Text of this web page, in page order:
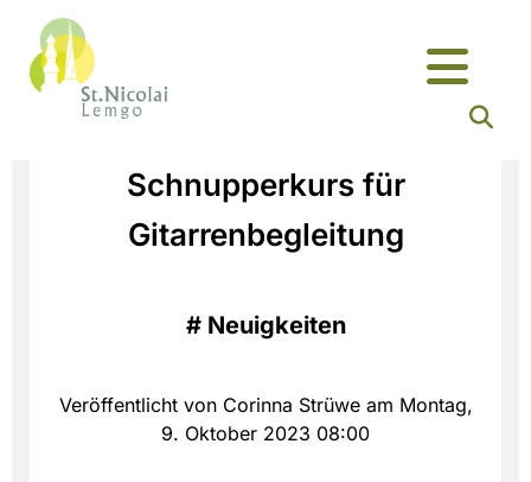
Schnupperkurs für
Gitarrenbegleitung
# Neuigkeiten
Veröffentlicht von Corinna Strüwe am Montag,
9. Oktober 2023 08:00